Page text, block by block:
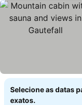
Selecione as datas
exatos.